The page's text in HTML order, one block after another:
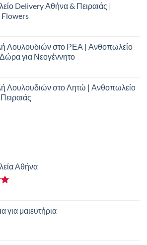
Delivery Αθήνα & Πειραιάς |
Λουλουδιών στο ΡΕΑ | Ανθοπωλείο
για Νεογέννητο
Λουλουδιών στο Λητώ | Ανθοπωλείο
Αθήνα
για μαιευτήρια